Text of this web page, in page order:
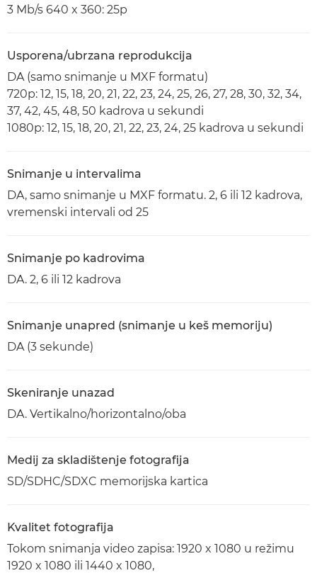
3 Mb/s 640 x 360: 25p
Usporena/ubrzana reprodukcija
DA (samo snimanje u MXF formatu)
720p: 12, 15, 18, 20, 21, 22, 23, 24, 25, 26, 27, 28, 30, 32, 34,
37, 42, 45, 48, 50 kadrova u sekundi
1080p: 12, 15, 18, 20, 21, 22, 23, 24, 25 kadrova u sekundi
Snimanje u intervalima
DA, samo snimanje u MXF formatu. 2, 6 ili 12 kadrova,
vremenski intervali od 25
Snimanje po kadrovima
DA. 2, 6 ili 12 kadrova
Snimanje unapred (snimanje u keš memoriju)
DA (3 sekunde)
Skeniranje unazad
DA. Vertikalno/horizontalno/oba
Medij za skladištenje fotografija
SD/SDHC/SDXC memorijska kartica
Kvalitet fotografija
Tokom snimanja video zapisa: 1920 x 1080 u režimu
1920 x 1080 ili 1440 x 1080,